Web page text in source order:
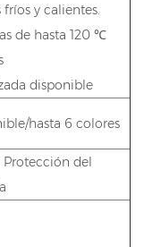
y calientes.
de hasta 120 ℃
disponible
hasta 6 colores
Protección del